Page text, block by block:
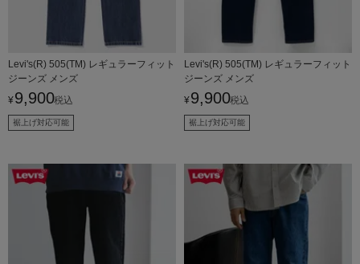
Levi's(R) 505(TM) レギュラーフィット
ジーンズ メンズ
¥ 9,900税込
裾上げ対応可能
Levi's(R) 505(TM) レギュラーフィット
ジーンズ メンズ
¥ 9,900税込
裾上げ対応可能